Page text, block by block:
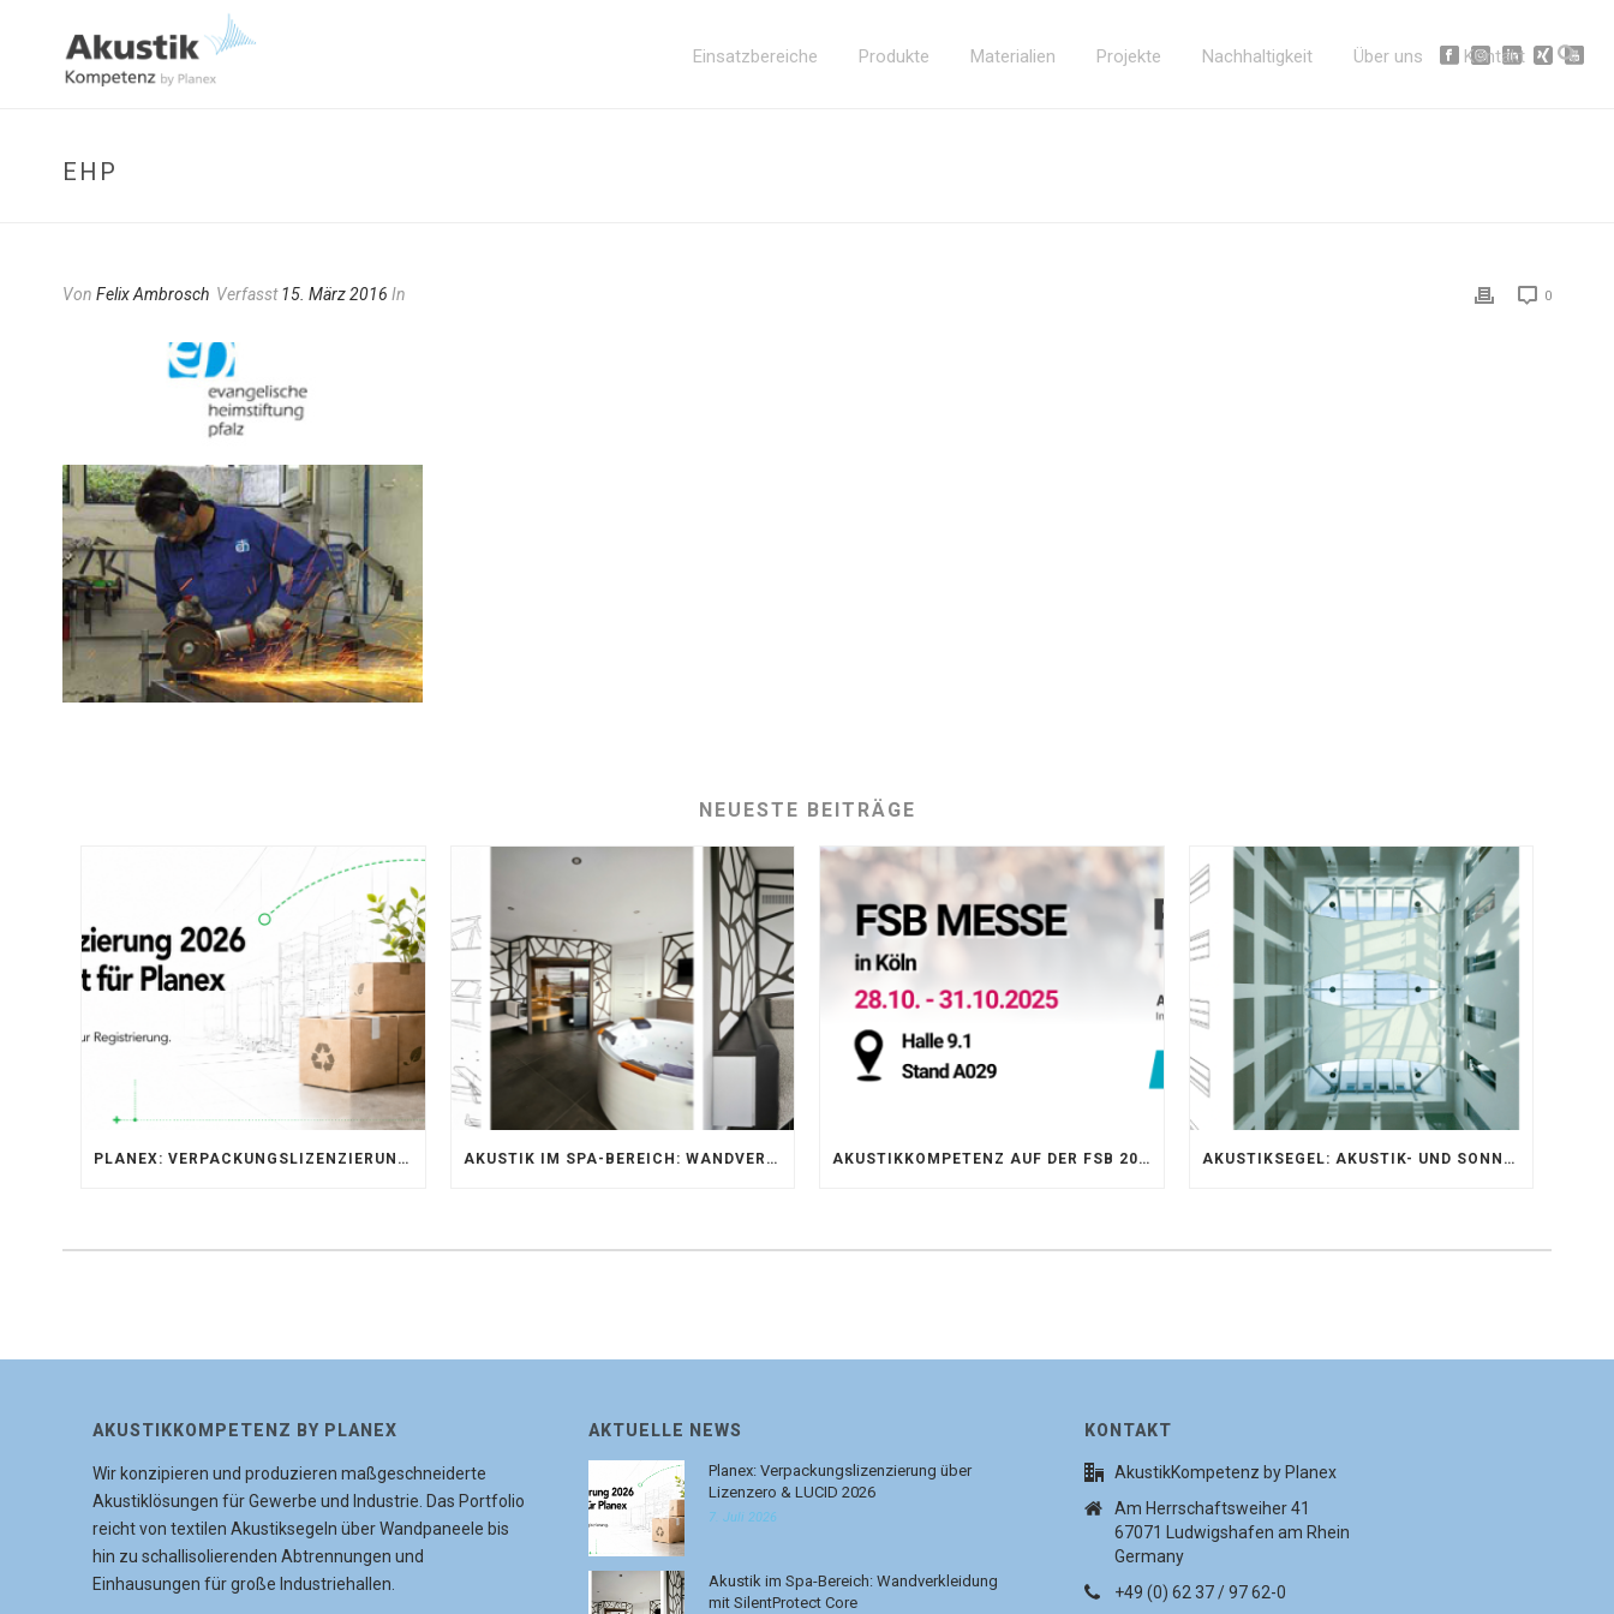
Einsatzbereiche Produkte Materialien Projekte Nachhaltigkeit Über uns Kontakt
EHP
Von Felix Ambrosch Verfasst15. März 2016 In 0
NEUESTE BEITRÄGE
PLANEX: VERPACKUNGSLIZENZIERUNG ÜBER LIZENZERO & LUCID 2026 AKUSTIK IM SPA-BEREICH: WANDVERKLEIDUNG MIT SILENTPROTECT CORE AKUSTIKKOMPETENZ AUF DER FSB 2025 – AKUSTIKELEMENTE FÜR DIE LEBENSRÄUME VON MORGEN AKUSTIKSEGEL: AKUSTIK- UND SONNENSCHUTZOPTIMIERUNG IM ATRIUM DER UNIVERSITÄT BONN
AKUSTIKKOMPETENZ BY PLANEX
Wir konzipieren und produzieren maßgeschneiderte
Akustiklösungen für Gewerbe und Industrie. Das Portfolio
reicht von textilen Akustiksegeln über Wandpaneele bis
hin zu schallisolierenden Abtrennungen und
Einhausungen für große Industriehallen.
AKTUELLE NEWS
Planex: Verpackungslizenzierung über
Lizenzero & LUCID 2026
7. Juli 2026
Akustik im Spa-Bereich: Wandverkleidung
mit SilentProtect Core
KONTAKT
AkustikKompetenz by Planex
Am Herrschaftsweiher 41
67071 Ludwigshafen am Rhein
Germany
+49 (0) 62 37 / 97 62-0